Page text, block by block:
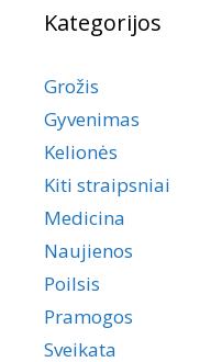
Kategorijos
Grožis
Gyvenimas
Kelionės
Kiti straipsniai
Medicina
Naujienos
Poilsis
Pramogos
Sveikata